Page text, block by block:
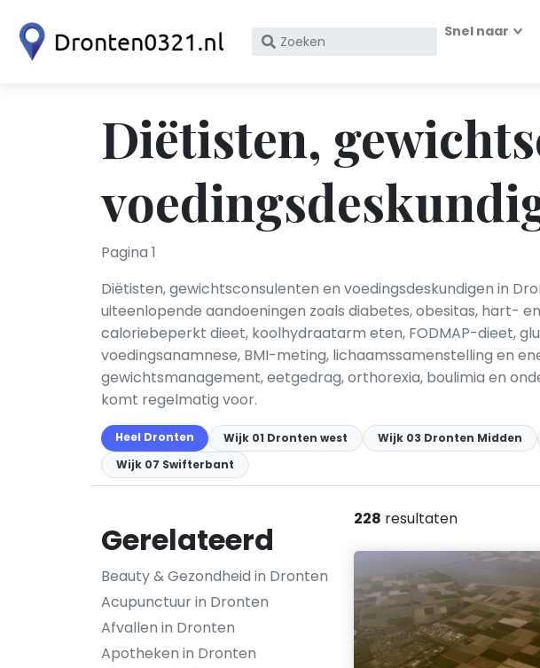
Zoek
KvK
nummer
Snel naar
Diëtisten,
Pagina 1
Diëtisten, gewichtsconsulenten en voedingsdeskundigen in
uiteenlopende aandoeningen zoals diabetes, obesitas, hart-
caloriebeperkt dieet, koolhydraatarm eten, FODMAP-dieet,
voedingsanamnese, BMI-meting, lichaamssamenstelling en
gewichtsmanagement, eetgedrag, orthorexia, boulimia en
komt regelmatig voor.
Heel Dronten Wijk 01 Dronten west Wijk 03 Dronten Midden
Wijk 07 Swifterbant
Gerelateerd
Beauty & Gezondheid in Dronten
Acupunctuur in Dronten
Afvallen in Dronten
Apotheken in Dronten
228 resultaten